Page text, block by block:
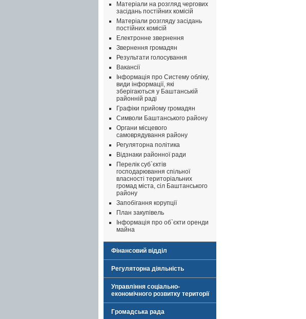
Матеріали на розгляд чергових
засідань постійних комісій
Матеріали розгляду засідань
постійних комісій
Електронне звернення
Звернення громадян
Результати голосування
Вакансії
Інформація про Систему обліку,
види інформації, які
зберігаються у Баштанській
районній раді
Графіки прийому громадян
Символи Баштанського району
Органи місцевого
самоврядування району
Регуляторна політика
Відзнаки районної ради
Перелік суб`єктів
господарювання спільної
власності територіальних
громад міста, сіл Баштанського
району
Запобігання корупції
План закупівель
Інформація про об`єкти оренди
майна
Фінансовий відділ
Регуляторна діяльність
Управління соціально-
економічного розвитку території
Громадська рада